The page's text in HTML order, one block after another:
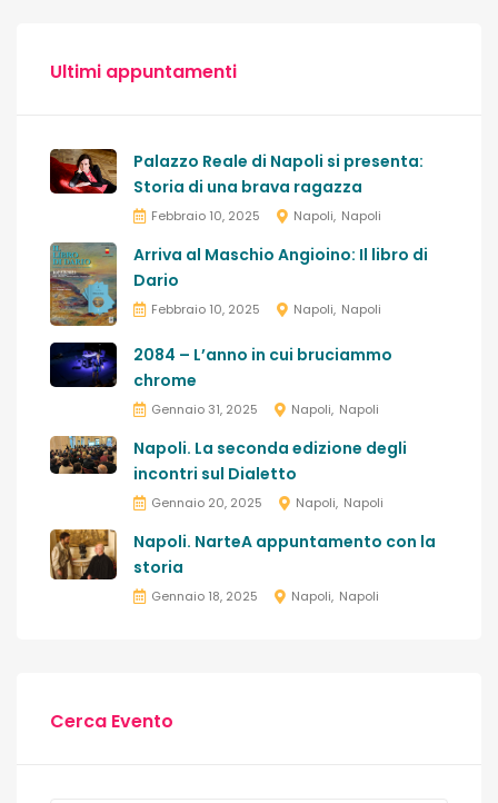
Ultimi appuntamenti
Palazzo Reale di Napoli si presenta:
Storia di una brava ragazza
Febbraio 10, 2025 Napoli Napoli
Arriva al Maschio Angioino: Il libro di
Dario
Febbraio 10, 2025 Napoli Napoli
2084 – L’anno in cui bruciammo
chrome
Gennaio 31, 2025 Napoli Napoli
Napoli. La seconda edizione degli
incontri sul Dialetto
Gennaio 20, 2025 Napoli Napoli
Napoli. NarteA appuntamento con la
storia
Gennaio 18, 2025 Napoli Napoli
Cerca Evento